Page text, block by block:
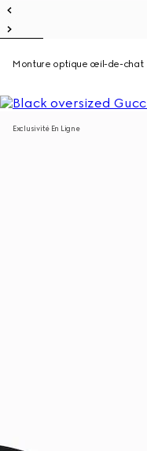
Monture optique œil-de-chat
Exclusivité En Ligne